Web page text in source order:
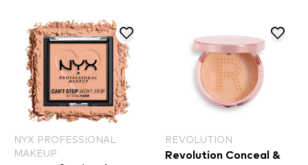
NYX PROFESSIONAL
MAKEUP
REVOLUTION
Revolution Conceal &